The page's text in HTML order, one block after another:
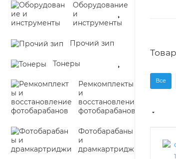
Оборудование
и
инструменты
Прочий зип
Тонеры
Ремкомплекты
и
восстановление
фотобарабанов
Фотобарабаны
и
драмкартриджи
Все